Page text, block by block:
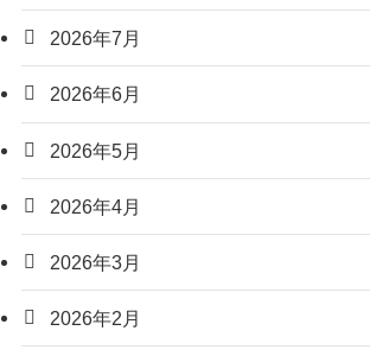
2026年7月
2026年6月
2026年5月
2026年4月
2026年3月
2026年2月